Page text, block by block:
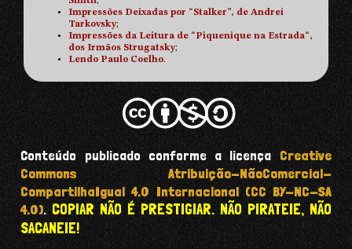
Impressões Deixadas por “Stalker”, de Andrei
Tarkovsky;
Impressões da Leitura de “Piquenique na Estrada“,
dos Irmãos Strugatsky;
Lendo Paulo Coelho.
Conteúdo publicado conforme a licença Creative
Commons Atribuição-NãoComercial-
CompartilhaIgual 4.0 Internacional (CC BY-NC-SA
4.0). COPIAR NÃO É PRESTIGIAR. NÃO PIRATEIE, NÃO
SACANEIE!